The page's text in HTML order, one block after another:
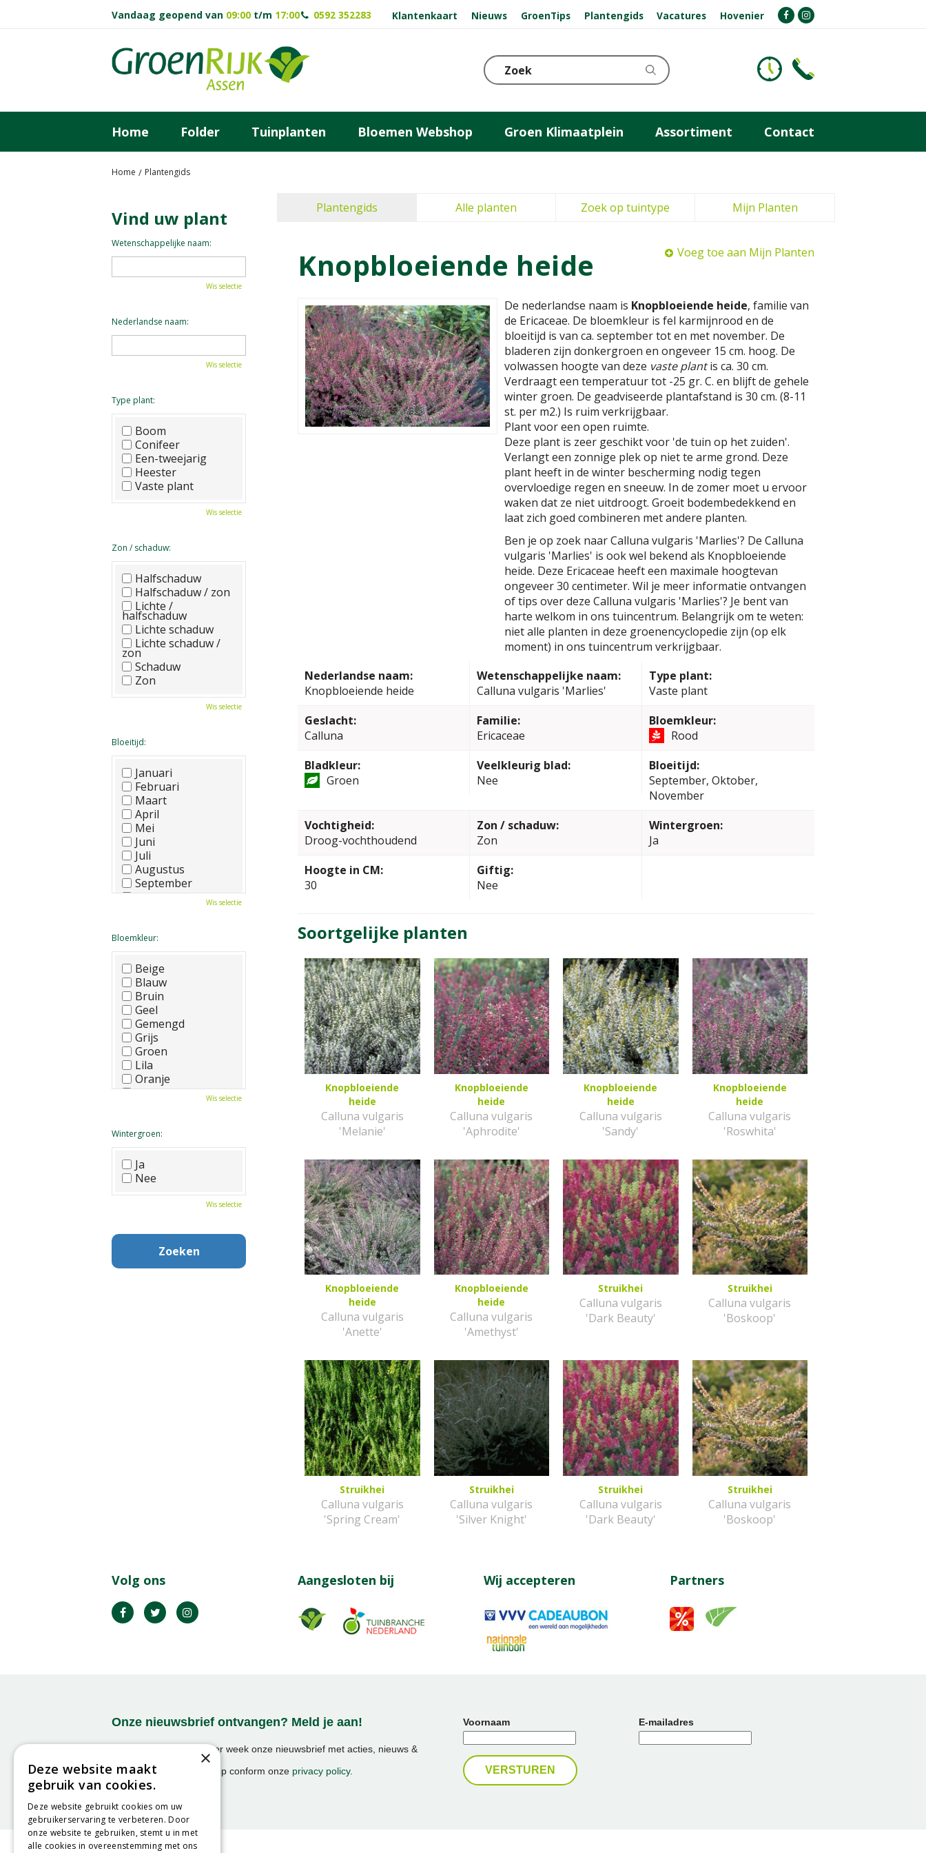
Home Plantengids
Vandaag geopend van 09:00 t/m 17:00 0592 352283 Klantenkaart Nieuws GroenTips Plantengids Vacatures Hovenier
Home Folder Tuinplanten Bloemen Webshop Groen Klimaatplein Assortiment Contact
Plantengids Alle planten Zoek op tuintype Mijn Planten
Knopbloeiende heide Voeg toe aan Mijn Planten
De nederlandse naam is Knopbloeiende heide, familie van
de Ericaceae. De bloemkleur is fel karmijnrood en de
bloeitijd is van ca. september tot en met november. De
bladeren zijn donkergroen en ongeveer 15 cm. hoog. De
volwassen hoogte van deze vaste plantis ca. 30 cm.
Verdraagt een temperatuur tot -25 gr. C. en blijft de gehele
winter groen. De geadviseerde plantafstand is 30 cm. (8-11
st. per m2.) Is ruim verkrijgbaar.
Plant voor een open ruimte.
Deze plant is zeer geschikt voor 'de tuin op het zuiden'.
Verlangt een zonnige plek op niet te arme grond. Deze
plant heeft in de winter bescherming nodig tegen
overvloedige regen en sneeuw. In de zomer moet u ervoor
waken dat ze niet uitdroogt. Groeit bodembedekkend en
laat zich goed combineren met andere planten.
Ben je op zoek naar Calluna vulgaris 'Marlies'? De Calluna
vulgaris 'Marlies' is ook wel bekend als Knopbloeiende
heide. Deze Ericaceae heeft een maximale hoogtevan
ongeveer 30 centimeter. Wil je meer informatie ontvangen
of tips over deze Calluna vulgaris 'Marlies'? Je bent van
harte welkom in ons tuincentrum. Belangrijk om te weten:
niet alle planten in deze groenencyclopedie zijn (op elk
moment) in ons tuincentrum verkrijgbaar.
Nederlandse naam:
Knopbloeiende heide
Wetenschappelijke naam:
Calluna vulgaris 'Marlies'
Type plant:
Vaste plant
Geslacht:
Calluna
Familie:
Ericaceae
Bloemkleur:
Rood
Bladkleur:
Groen
Veelkleurig blad:
Nee
Bloeitijd:
September, Oktober,
November
Vochtigheid:
Droog-vochthoudend
Zon / schaduw:
Zon
Wintergroen:
Ja
Hoogte in CM:
30
Giftig:
Nee
Soortgelijke planten
Knopbloeiende
heide
Calluna vulgaris
'Melanie'
Knopbloeiende
heide
Calluna vulgaris
'Aphrodite'
Knopbloeiende
heide
Calluna vulgaris
'Sandy'
Knopbloeiende
heide
Calluna vulgaris
'Roswhita'
Knopbloeiende
heide
Calluna vulgaris
'Anette'
Knopbloeiende
heide
Calluna vulgaris
'Amethyst'
Struikhei
Calluna vulgaris
'Dark Beauty'
Struikhei
Calluna vulgaris
'Boskoop'
Struikhei
Calluna vulgaris
'Spring Cream'
Struikhei
Calluna vulgaris
'Silver Knight'
Struikhei
Calluna vulgaris
'Dark Beauty'
Struikhei
Calluna vulgaris
'Boskoop'
Vind uw plant
Wetenschappelijke naam:
Wis selectie
Nederlandse naam:
Wis selectie
Type plant:
Boom
Conifeer
Een-tweejarig
Heester
Vaste plant
Wis selectie
Zon / schaduw:
Halfschaduw
Halfschaduw / zon
Lichte /
halfschaduw
Lichte schaduw
Lichte schaduw /
zon
Schaduw
Zon
Wis selectie
Bloeitijd:
Januari
Februari
Maart
April
Mei
Juni
Juli
Augustus
September
Oktober
Wis selectie
Bloemkleur:
Beige
Blauw
Bruin
Geel
Gemengd
Grijs
Groen
Lila
Oranje
Paars
Wit
Zwart
Wis selectie
Wintergroen:
Ja
Nee
Wis selectie
Volg ons Aangesloten bij Wij accepteren Partners
Onze nieuwsbrief ontvangen? Meld je aan!
Ontvang ongeveer 1x per week onze nieuwsbrief met acties, nieuws &
We slaan uw gegevens op conform onze privacy policy.
Voornaam E-mailadres
×
Deze website maakt
gebruik van cookies.
Deze website gebruikt cookies om uw
gebruikerservaring te verbeteren. Door
onze website te gebruiken, stemt u in met
alle cookies in overeenstemming met ons